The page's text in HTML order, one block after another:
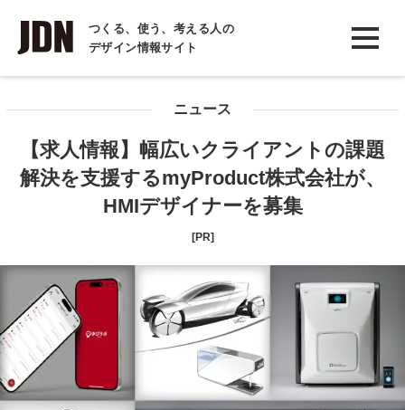
つくる、使う、考える人の
デザイン情報サイト
INTERVIEW
インタビュー
COLUMN
ニュース
【求人情報】幅広いクライアントの課題
解決を支援するmyProduct株式会社が、
HMIデザイナーを募集
[PR]